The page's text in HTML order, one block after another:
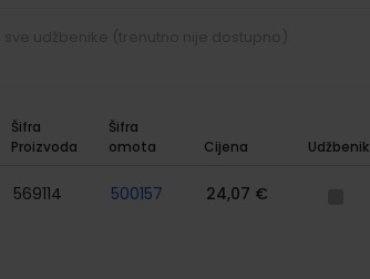
Šifra
Proizvoda
Šifra
omota
Cijena Udžbenik
569114 500157 24,07 €